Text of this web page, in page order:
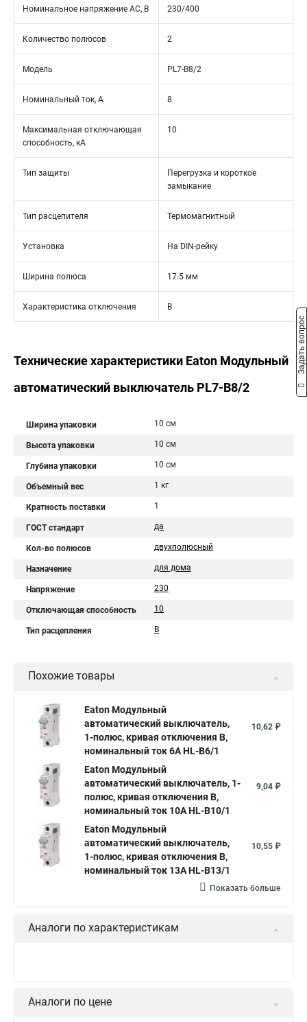
Номинальное напряжение АС, В 230/400
Количество полюсов 2
Модель PL7-B8/2
Номинальный ток, А 8
Максимальная отключающая
способность, кА
10
Тип защиты
Перегрузка и короткое
замыкание
Тип расцепителя Термомагнитный
Установка На DIN-рейку
Ширина полюса 17.5 мм
Характеристика отключения B
Технические характеристики Eaton Модульный
автоматический выключатель PL7-B8/2
Ширина упаковки 10 см
Высота упаковки 10 см
Глубина упаковки 10 см
Объемный вес 1 кг
Кратность поставки 1
ГОСТ стандарт да
Кол-во полюсов двухполюсный
Назначение для дома
Напряжение 230
Отключающая способность 10
Тип расцепления B
Похожие товары
Eaton Модульный
автоматический выключатель,
1-полюс, кривая отключения B,
номинальный ток 6А HL-B6/1
10,62 ₽
Eaton Модульный
автоматический выключатель, 1-
полюс, кривая отключения B,
номинальный ток 10А HL-B10/1
9,04 ₽
Eaton Модульный
автоматический выключатель,
1-полюс, кривая отключения B,
номинальный ток 13А HL-B13/1
10,55 ₽
Показать больше
Аналоги по характеристикам
Аналоги по цене
Задать вопрос